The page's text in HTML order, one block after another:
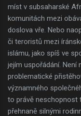
míst v subsaharské
komunitách mezi
doslova vře. Nebo
či teroristů mezi
islámu, jako spíš ve
jejím uspořádání. Není
problematické
významného
to právě neschopnost
přehnaně silnými